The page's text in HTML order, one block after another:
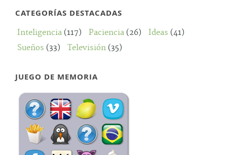
CATEGORÍAS DESTACADAS
Inteligencia (117) Paciencia (26) Ideas (41)
Sueños (33) Televisión (35)
JUEGO DE MEMORIA